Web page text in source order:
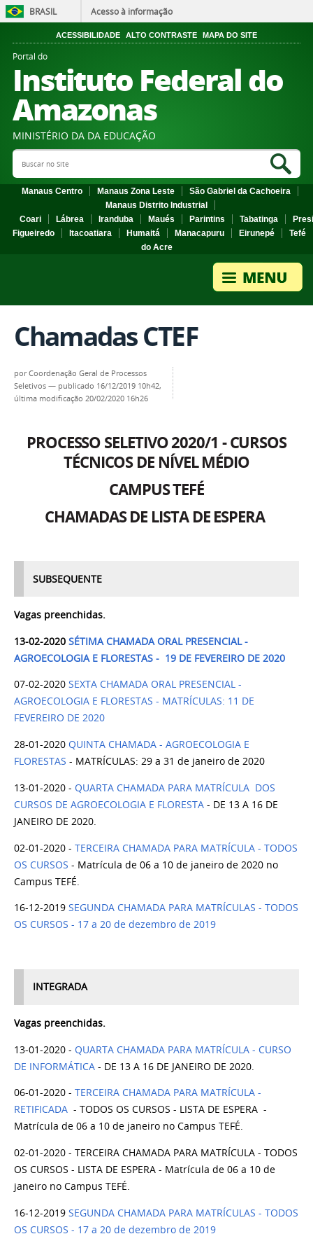
BRASIL Acesso à informação
ACESSIBILIDADE ALTO CONTRASTE MAPA DO SITE
Portal do
Instituto Federal do
Amazonas
MINISTÉRIO DA DA EDUCAÇÃO
Search Site
Manaus Centro Manaus Zona Leste
São Gabriel da Cachoeira
Manaus Distrito Industrial
Coari
Lábrea Iranduba Maués Parintins Tabatinga
Figueiredo
Itacoatiara Humaitá Manacapuru Eirunepé
Tefé
do Acre
Chamadas CTEF
porCoordenação Geral de Processos
Seletivos — publicado 16/12/2019 10h42,
última modificação 20/02/2020 16h26
PROCESSO SELETIVO 2020/1 - CURSOS
TÉCNICOS DE NÍVEL MÉDIO
CAMPUS TEFÉ
CHAMADAS DE LISTA DE ESPERA
SUBSEQUENTE
Vagas preenchidas.
13-02-2020 SÉTIMA CHAMADA ORAL PRESENCIAL -
AGROECOLOGIA E FLORESTAS - 19 DE FEVEREIRO DE 2020
07-02-2020 SEXTA CHAMADA ORAL PRESENCIAL -
AGROECOLOGIA E FLORESTAS - MATRÍCULAS: 11 DE
FEVEREIRO DE 2020
28-01-2020 QUINTA CHAMADA - AGROECOLOGIA E
FLORESTAS - MATRÍCULAS: 29 a 31 de janeiro de 2020
13-01-2020 - QUARTA CHAMADA PARA MATRÍCULA DOS
CURSOS DE AGROECOLOGIA E FLORESTA - DE 13 A 16 DE
JANEIRO DE 2020.
02-01-2020 - TERCEIRA CHAMADA PARA MATRÍCULA - TODOS
OS CURSOS - Matrícula de 06 a 10 de janeiro de 2020 no
Campus TEFÉ.
16-12-2019 SEGUNDA CHAMADA PARA MATRÍCULAS - TODOS
OS CURSOS - 17 a 20 de dezembro de 2019
INTEGRADA
Vagas preenchidas.
13-01-2020 - QUARTA CHAMADA PARA MATRÍCULA - CURSO
DE INFORMÁTICA - DE 13 A 16 DE JANEIRO DE 2020.
06-01-2020 - TERCEIRA CHAMADA PARA MATRÍCULA -
RETIFICADA - TODOS OS CURSOS - LISTA DE ESPERA -
Matrícula de 06 a 10 de janeiro no Campus TEFÉ.
02-01-2020 - TERCEIRA CHAMADA PARA MATRÍCULA - TODOS
OS CURSOS - LISTA DE ESPERA - Matrícula de 06 a 10 de
janeiro no Campus TEFÉ.
16-12-2019 SEGUNDA CHAMADA PARA MATRÍCULAS - TODOS
OS CURSOS - 17 a 20 de dezembro de 2019